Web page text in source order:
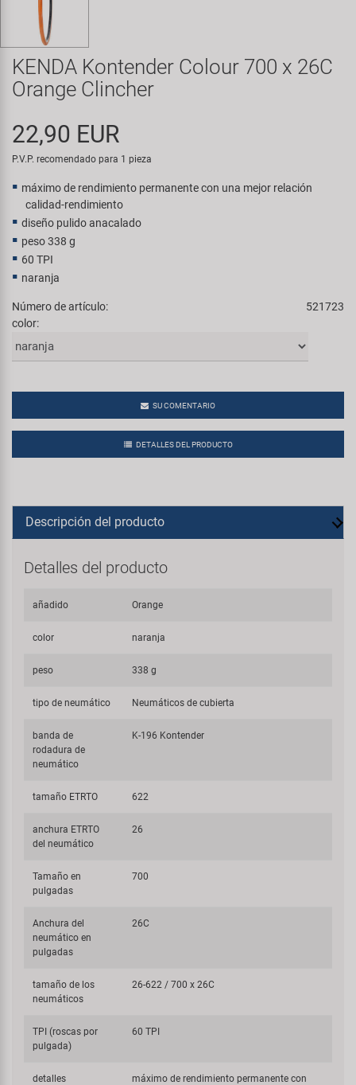
Transporte y Aparcamiento
Super B
Velo
Todas las marcas
KENDA Kontender Colour 700 x 26C
Orange Clincher
22,90 EUR
P.V.P. recomendado para 1 pieza
máximo de rendimiento permanente con una mejor relación
calidad-rendimiento
diseño pulido anacalado
peso 338 g
60 TPI
naranja
Número de artículo:
521723
color:
SU COMENTARIO
DETALLES DEL PRODUCTO
Descripción del producto
Detalles del producto
añadido Orange
color naranja
peso 338 g
tipo de neumático Neumáticos de cubierta
banda de
rodadura de
neumático
K-196 Kontender
tamaño ETRTO 622
anchura ETRTO
del neumático
26
Tamaño en
pulgadas
700
Anchura del
neumático en
pulgadas
26C
tamaño de los
neumáticos
26-622 / 700 x 26C
TPI (roscas por
pulgada)
60 TPI
detalles
máximo de rendimiento permanente con